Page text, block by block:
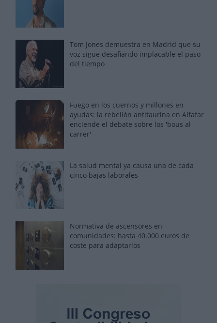
Tom Jones demuestra en Madrid que su
voz sigue desafiando implacable el paso
del tiempo
Fuego en los cuernos y millones en
ayudas: la rebelión antitaurina en Alfafar
enciende el debate sobre los 'bous al
carrer'
La salud mental ya causa una de cada
cinco bajas laborales
Normativa de ascensores en
comunidades: hasta 40.000 euros de
coste para adaptarlos